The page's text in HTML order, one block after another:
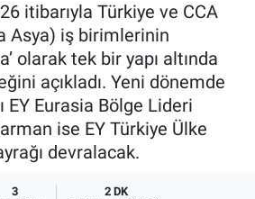
itibarıyla Türkiye ve CCA
Asya) iş birimlerinin
olarak tek bir yapı altında
açıkladı. Yeni dönemde
EY Eurasia Bölge Lideri
ise EY Türkiye Ülke
devralacak.
3 2 DK